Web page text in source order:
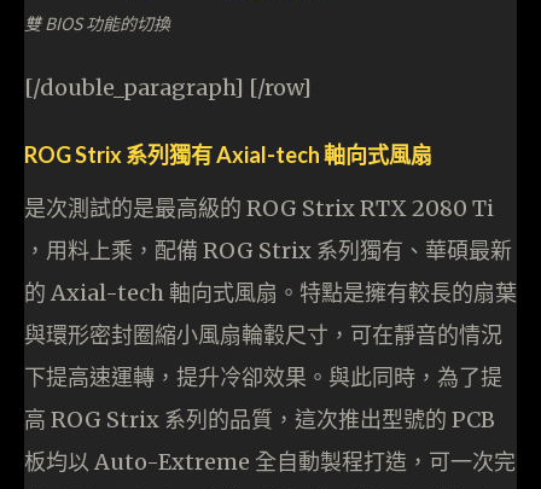
雙 BIOS 功能的切換
[/double_paragraph] [/row]
ROG Strix 系列獨有 Axial-tech 軸向式風扇
是次測試的是最高級的 ROG Strix RTX 2080 Ti
，用料上乘，配備 ROG Strix 系列獨有、華碩最新
的 Axial-tech 軸向式風扇。特點是擁有較長的扇葉
與環形密封圈縮小風扇輪轂尺寸，可在靜音的情況
下提高速運轉，提升冷卻效果。與此同時，為了提
高 ROG Strix 系列的品質，這次推出型號的 PCB
板均以 Auto-Extreme 全自動製程打造，可一次完